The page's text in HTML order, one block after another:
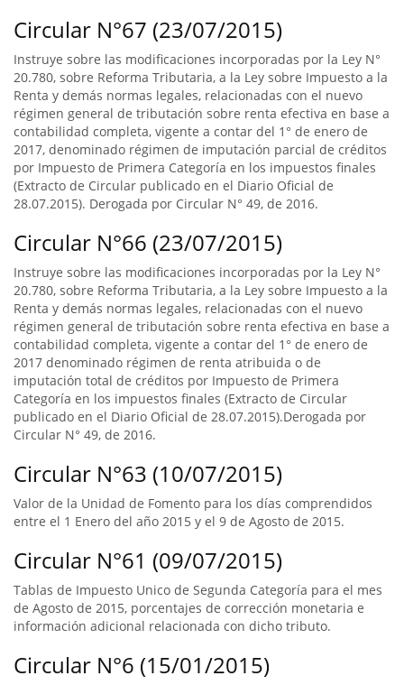
Circular N°67 (23/07/2015)
Instruye sobre las modificaciones incorporadas por la Ley N°
20.780, sobre Reforma Tributaria, a la Ley sobre Impuesto a la
Renta y demás normas legales, relacionadas con el nuevo
régimen general de tributación sobre renta efectiva en base a
contabilidad completa, vigente a contar del 1° de enero de
2017, denominado régimen de imputación parcial de créditos
por Impuesto de Primera Categoría en los impuestos finales
(Extracto de Circular publicado en el Diario Oficial de
28.07.2015). Derogada por Circular N° 49, de 2016.
Circular N°66 (23/07/2015)
Instruye sobre las modificaciones incorporadas por la Ley N°
20.780, sobre Reforma Tributaria, a la Ley sobre Impuesto a la
Renta y demás normas legales, relacionadas con el nuevo
régimen general de tributación sobre renta efectiva en base a
contabilidad completa, vigente a contar del 1° de enero de
2017 denominado régimen de renta atribuida o de
imputación total de créditos por Impuesto de Primera
Categoría en los impuestos finales (Extracto de Circular
publicado en el Diario Oficial de 28.07.2015).Derogada por
Circular N° 49, de 2016.
Circular N°63 (10/07/2015)
Valor de la Unidad de Fomento para los días comprendidos
entre el 1 Enero del año 2015 y el 9 de Agosto de 2015.
Circular N°61 (09/07/2015)
Tablas de Impuesto Unico de Segunda Categoría para el mes
de Agosto de 2015, porcentajes de corrección monetaria e
información adicional relacionada con dicho tributo.
Circular N°6 (15/01/2015)